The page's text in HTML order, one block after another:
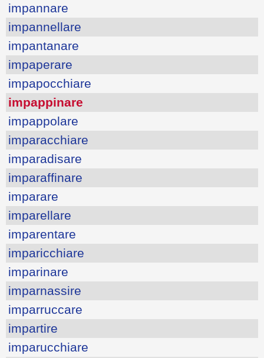
impannare
impannellare
impantanare
impaperare
impapocchiare
impappinare
impappolare
imparacchiare
imparadisare
imparaffinare
imparare
imparellare
imparentare
imparicchiare
imparinare
imparnassire
imparruccare
impartire
imparucchiare